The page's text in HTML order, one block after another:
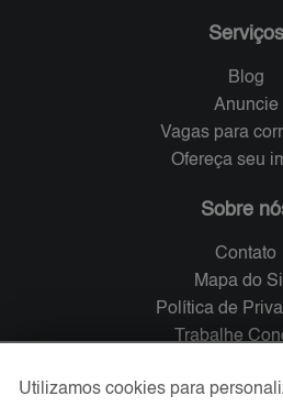
Serviços
Blog
Anuncie
Vagas para
Ofereça seu
Sobre
Contato
Mapa do
Política de
Trabalhe
Utilizamos cookies para